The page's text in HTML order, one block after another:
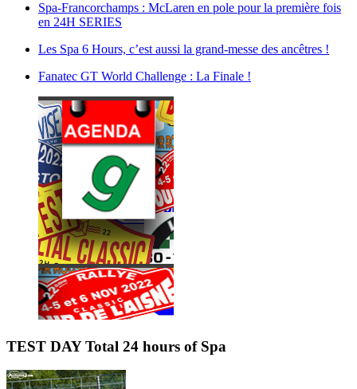
Spa-Francorchamps : McLaren en pole pour la première fois
en 24H SERIES
Les Spa 6 Hours, c’est aussi la grand-messe des ancêtres !
Fanatec GT World Challenge : La Finale !
TEST DAY Total 24 hours of Spa